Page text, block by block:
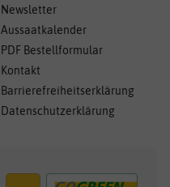
Newsletter
Aussaatkalender
PDF Bestellformular
Kontakt
Barrierefreiheitserklärung
Datenschutzerklärung